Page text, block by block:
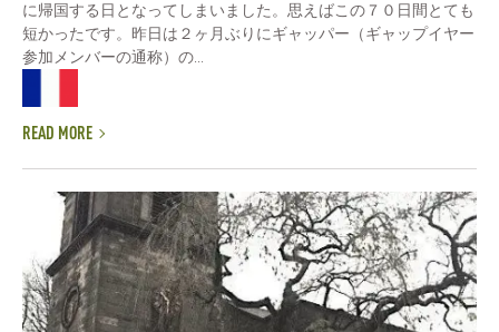
に帰国する日となってしまいました。思えばこの７０日間とても
短かったです。昨日は２ヶ月ぶりにギャッパー（ギャップイヤー
参加メンバーの通称）の...
READ MORE